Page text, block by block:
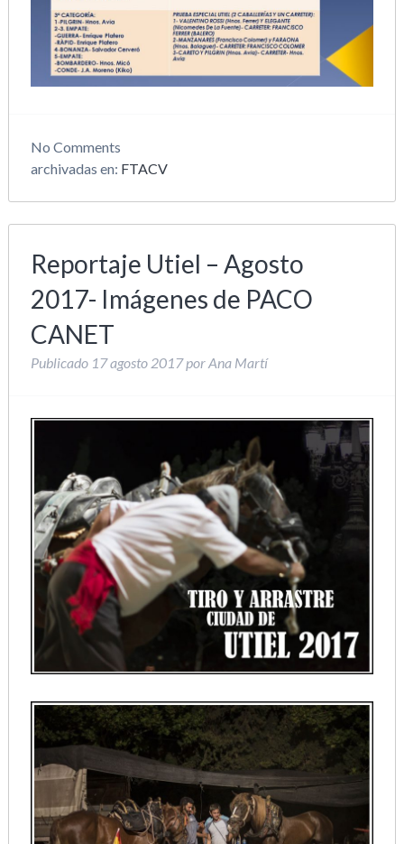
No Comments
archivadas en: FTACV
Reportaje Utiel – Agosto
2017- Imágenes de PACO
CANET
Publicado 17 agosto 2017 porAna Martí